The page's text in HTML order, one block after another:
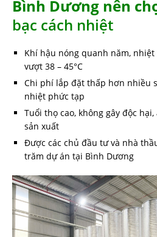
Bình Dương nên
bạc cách nhiệt
Khí hậu nóng quanh năm,
vượt 38 – 45°C
Chi phí lắp đặt thấp hơn nhiều
nhiệt phức tạp
Tuổi thọ cao, không gây độc
sản xuất
Được các chủ đầu tư và nhà
trăm dự án tại Bình Dương